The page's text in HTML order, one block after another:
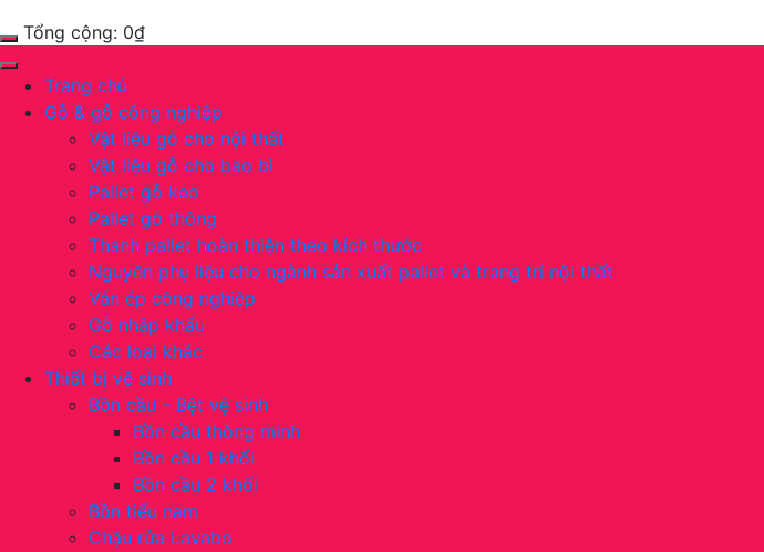
Tổng cộng: 0₫
Trang chủ
Gỗ & gỗ công nghiệp
Vật liệu gỗ cho nội thất
Vật liệu gỗ cho bao bì
Pallet gỗ keo
Pallet gỗ thông
Thanh pallet hoàn thiện theo kích thước
Nguyên phụ liệu cho ngành sản xuất pallet và trang trí nội thất
Ván ép công nghiệp
Gỗ nhập khẩu
Các loại khác
Thiết bị vệ sinh
Bồn cầu – Bệt vệ sinh
Bồn cầu thông minh
Bồn cầu 1 khối
Bồn cầu 2 khối
Bồn tiểu nam
Chậu rửa Lavabo